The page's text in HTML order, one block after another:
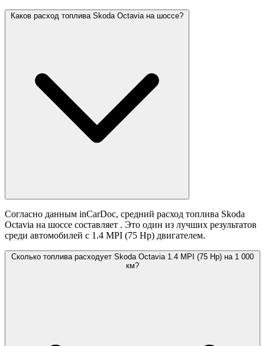
Каков расход топлива Skoda Octavia на шоссе?
Согласно данным inCarDoc, средний расход топлива Skoda
Octavia на шоссе составляет . Это один из лучших результатов
среди автомобилей с 1.4 MPI (75 Hp) двигателем.
Сколько топлива расходует Skoda Octavia 1.4 MPI (75 Hp) на 1 000
км?